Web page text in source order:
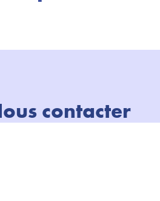
contacter